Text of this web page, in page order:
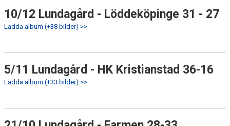
10/12 Lundagård - Löddeköpinge 31 - 27
Ladda album (+38 bilder) >>
5/11 Lundagård - HK Kristianstad 36-16
Ladda album (+33 bilder) >>